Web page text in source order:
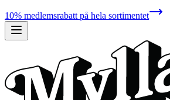
10% medlemsrabatt på hela sortimentet